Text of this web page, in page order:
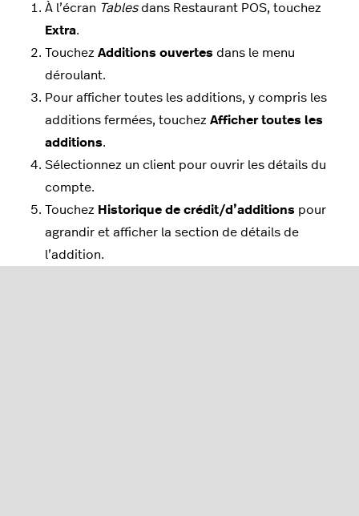
À l’écran Tablesdans Restaurant POS, touchez
Extra.
Touchez Additions ouvertes dans le menu
déroulant.
Pour afficher toutes les additions, y compris les
additions fermées, touchez Afficher toutes les
additions.
Sélectionnez un client pour ouvrir les détails du
compte.
Touchez Historique de crédit/d’additions pour
agrandir et afficher la section de détails de
l’addition.